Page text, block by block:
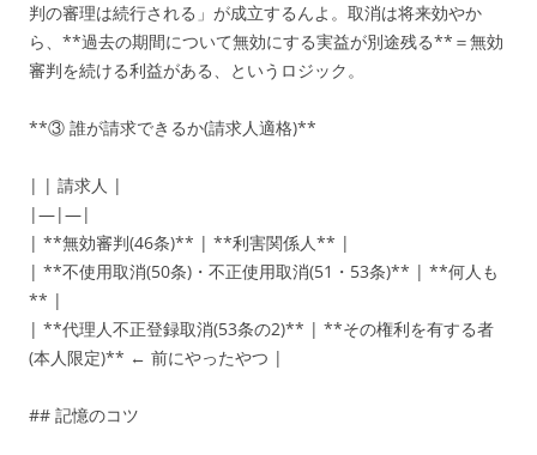
判の審理は続行される」が成立するんよ。取消は将来効やか
ら、**過去の期間について無効にする実益が別途残る**＝無効
審判を続ける利益がある、というロジック。
**③ 誰が請求できるか(請求人適格)**
| | 請求人 |
|—|—|
| **無効審判(46条)** | **利害関係人** |
| **不使用取消(50条)・不正使用取消(51・53条)** | **何人も
** |
| **代理人不正登録取消(53条の2)** | **その権利を有する者
(本人限定)** ← 前にやったやつ |
## 記憶のコツ